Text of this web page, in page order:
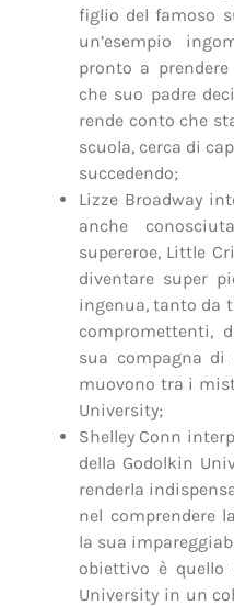
figlio del famoso
un’esempio
pronto a
che suo padre
rende conto che
scuola, cerca di
succedendo;
Lizze Broadway
anche
supereroe, Little
diventare super
ingenua, tanto da
compromettenti,
sua compagna
muovono tra i
University;
Shelley Conn
della Godolkin
renderla
nel comprendere
la sua
obiettivo è quello
University in un